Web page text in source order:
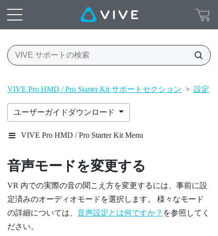
VIVE Pro HMD / Pro Starter Kit サポートセクション > 設定
ユーザーガイドダウンロード
VIVE Pro HMD / Pro Starter Kit Menu
音声モードを変更する
VR 内での実際の音の聞こえ方を変更するには、事前に設
定済みのオーディオモードを選択します。 様々なモード
の詳細については、 音声設定とは何ですか？ を参照してく
ださい。